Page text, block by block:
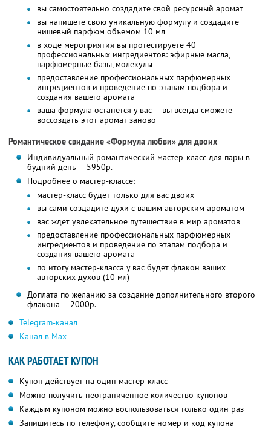
вы самостоятельно создадите свой ресурсный аромат
вы напишете свою уникальную формулу и создадите
нишевый парфюм объемом 10 мл
в ходе мероприятия вы протестируете 40
профессиональных ингредиентов: эфирные масла,
парфюмерные базы, молекулы
предоставление профессиональных парфюмерных
ингредиентов и проведение по этапам подбора и
создания вашего аромата
ваша формула останется у вас — вы всегда сможете
воссоздать этот аромат заново
Романтическое свидание «Формула любви» для двоих
Индивидуальный романтический мастер-класс для пары в
будний день — 5950р.
Подробнее о мастер-классе:
мастер-класс будет только для вас двоих
вы сами создадите духи с вашим авторским ароматом
вас ждет увлекательное путешествие в мир ароматов
предоставление профессиональных парфюмерных
ингредиентов и проведение по этапам подбора и
создания вашего аромата
по итогу мастер-класса у вас будет флакон ваших
авторских духов (10 мл)
Доплата по желанию за создание дополнительного второго
флакона — 2000р.
Telegram-канал
Канал в Max
КАК РАБОТАЕТ КУПОН
Купон действует на один мастер-класс
Можно получить неограниченное количество купонов
Каждым купоном можно воспользоваться только один раз
Запишитесь по телефону, сообщите номер и код купона